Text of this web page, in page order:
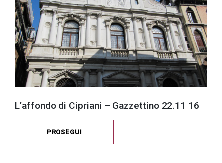
L’affondo di Cipriani – Gazzettino 22.11 16
PROSEGUI